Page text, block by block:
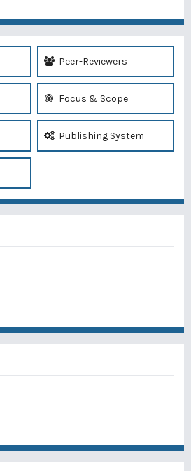
Peer-Reviewers
Focus & Scope
Publishing System